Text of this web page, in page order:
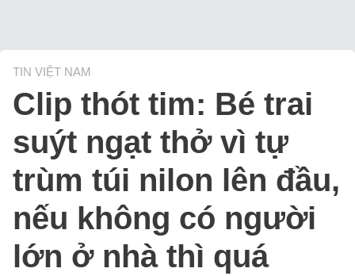
TIN VIỆT NAM
Clip thót tim: Bé trai
suýt ngạt thở vì tự
trùm túi nilon lên đầu,
nếu không có người
lớn ở nhà thì quá